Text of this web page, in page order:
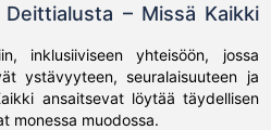
– Missä Kaikki
inklusiiviseen yhteisöön, jossa
ystävyyteen, seuralaisuuteen ja
ansaitsevat löytää täydellisen
monessa muodossa.